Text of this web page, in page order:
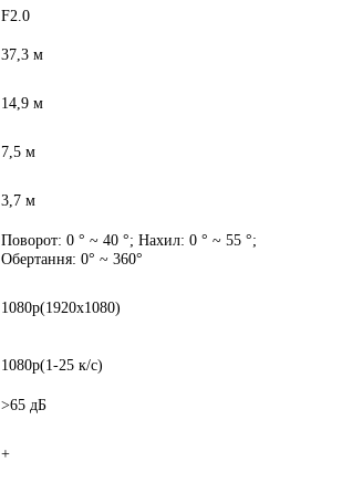
F2.0
37,3 м
14,9 м
7,5 м
3,7 м
Поворот: 0 ° ~ 40 °; Нахил: 0 ° ~ 55 °;
Обертання: 0° ~ 360°
1080p(1920x1080)
1080p(1-25 к/с)
>65 дБ
+